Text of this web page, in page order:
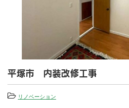
平塚市 内装改修工事
リノベーション